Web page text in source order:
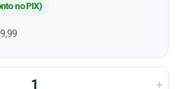
no PIX)